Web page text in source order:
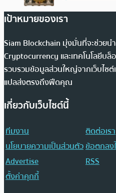
เป้าหมายของเรา
Siam Blockchain มุ่งมั่นที่จะช่วยน
Cryptocurrency และเทคโนโลยีบล็
รวบรวมข้อมูลส่วนใหญ่จากเว็บไซต์
แปลส่งตรงถึงฟีดคุณ
เกี่ยวกับเว็บไซต์นี้
ทีมงาน
ติดต่อเรา
นโยบายความเป็นส่วนตัวข้อตกลง
Advertise
RSS
ตั้งค่าคุกกี้